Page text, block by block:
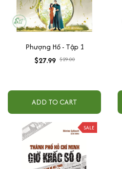
Phượng Hồ - Tập 1
$27.99 $29.00
ADD TO CART
SALE